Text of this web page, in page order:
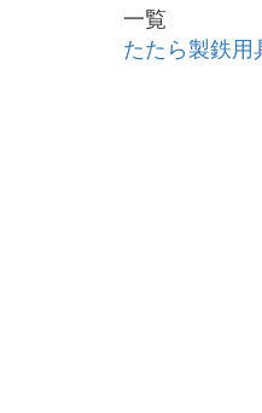
一覧
たたら製鉄用